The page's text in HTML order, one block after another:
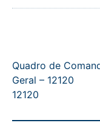
Quadro de
Geral – 12120
12120